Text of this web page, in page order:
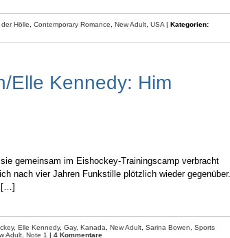
Hölle Contemporary Romance New Adult USA | Kategorien:
Elle Kennedy: Him
gemeinsam im Eishockey-Trainingscamp verbracht
nach vier Jahren Funkstille plötzlich wieder gegenüber.
[…]
, Elle Kennedy, Gay, Kanada New Adult Sarina Bowen
Sports
Adult, Note 1 | 4 Kommentare